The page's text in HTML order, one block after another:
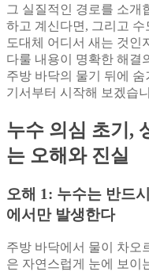
그 실질적인 경로를 소개
하고 계신다면, 그리고 수
도대체 어디서 새는 것인
다룰 내용이 명확한 해결
주방 바닥의 물기 뒤에
기서부터 시작해 보겠습
누수 의심 초기,
는 오해와 진실
오해 1: 누수는 반드
에서만 발생한다
주방 바닥에서 물이 차오
은 자연스럽게 눈에 보이